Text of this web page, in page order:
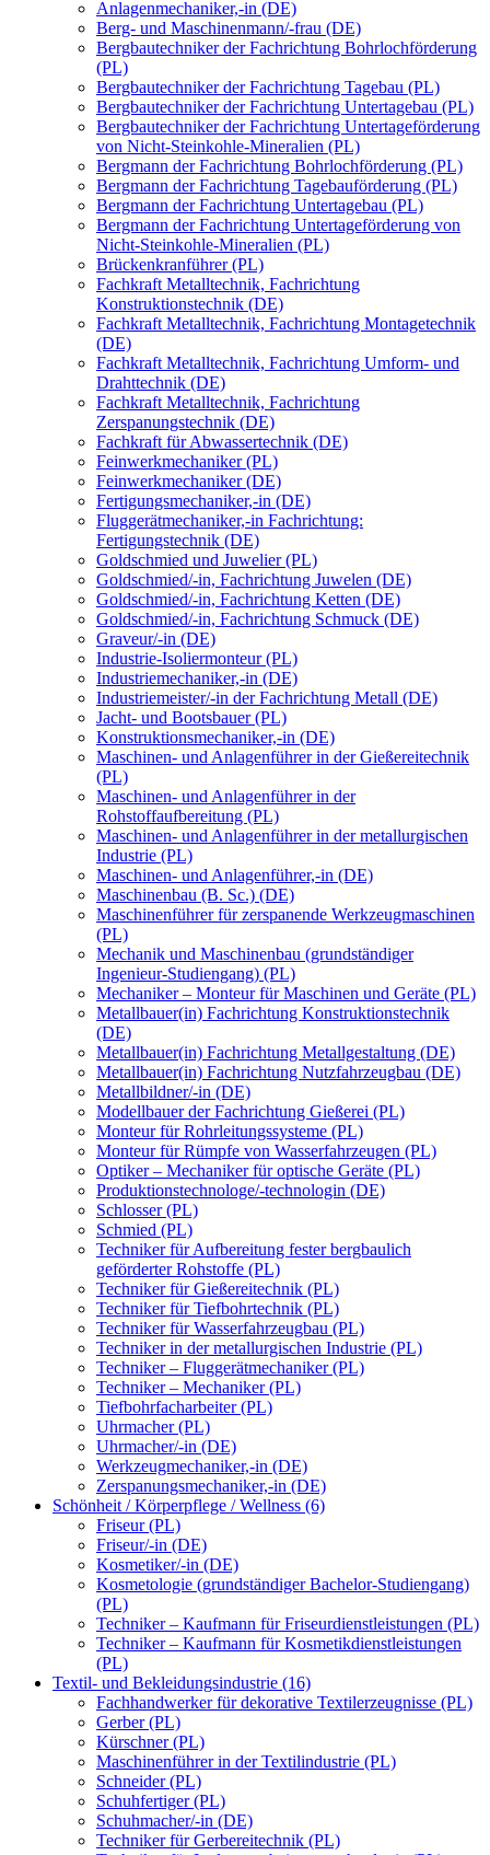
Anlagenmechaniker,-in (DE)
Berg- und Maschinenmann/-frau (DE)
Bergbautechniker der Fachrichtung Bohrlochförderung
(PL)
Bergbautechniker der Fachrichtung Tagebau (PL)
Bergbautechniker der Fachrichtung Untertagebau (PL)
Bergbautechniker der Fachrichtung Untertageförderung
von Nicht-Steinkohle-Mineralien (PL)
Bergmann der Fachrichtung Bohrlochförderung (PL)
Bergmann der Fachrichtung Tagebauförderung (PL)
Bergmann der Fachrichtung Untertagebau (PL)
Bergmann der Fachrichtung Untertageförderung von
Nicht-Steinkohle-Mineralien (PL)
Brückenkranführer (PL)
Fachkraft Metalltechnik, Fachrichtung
Konstruktionstechnik (DE)
Fachkraft Metalltechnik, Fachrichtung Montagetechnik
(DE)
Fachkraft Metalltechnik, Fachrichtung Umform- und
Drahttechnik (DE)
Fachkraft Metalltechnik, Fachrichtung
Zerspanungstechnik (DE)
Fachkraft für Abwassertechnik (DE)
Feinwerkmechaniker (PL)
Feinwerkmechaniker (DE)
Fertigungsmechaniker,-in (DE)
Fluggerätmechaniker,-in Fachrichtung:
Fertigungstechnik (DE)
Goldschmied und Juwelier (PL)
Goldschmied/-in, Fachrichtung Juwelen (DE)
Goldschmied/-in, Fachrichtung Ketten (DE)
Goldschmied/-in, Fachrichtung Schmuck (DE)
Graveur/-in (DE)
Industrie-Isoliermonteur (PL)
Industriemechaniker,-in (DE)
Industriemeister/-in der Fachrichtung Metall (DE)
Jacht- und Bootsbauer (PL)
Konstruktionsmechaniker,-in (DE)
Maschinen- und Anlagenführer in der Gießereitechnik
(PL)
Maschinen- und Anlagenführer in der
Rohstoffaufbereitung (PL)
Maschinen- und Anlagenführer in der metallurgischen
Industrie (PL)
Maschinen- und Anlagenführer,-in (DE)
Maschinenbau (B. Sc.) (DE)
Maschinenführer für zerspanende Werkzeugmaschinen
(PL)
Mechanik und Maschinenbau (grundständiger
Ingenieur-Studiengang) (PL)
Mechaniker – Monteur für Maschinen und Geräte (PL)
Metallbauer(in) Fachrichtung Konstruktionstechnik
(DE)
Metallbauer(in) Fachrichtung Metallgestaltung (DE)
Metallbauer(in) Fachrichtung Nutzfahrzeugbau (DE)
Metallbildner/-in (DE)
Modellbauer der Fachrichtung Gießerei (PL)
Monteur für Rohrleitungssysteme (PL)
Monteur für Rümpfe von Wasserfahrzeugen (PL)
Optiker – Mechaniker für optische Geräte (PL)
Produktionstechnologe/-technologin (DE)
Schlosser (PL)
Schmied (PL)
Techniker für Aufbereitung fester bergbaulich
geförderter Rohstoffe (PL)
Techniker für Gießereitechnik (PL)
Techniker für Tiefbohrtechnik (PL)
Techniker für Wasserfahrzeugbau (PL)
Techniker in der metallurgischen Industrie (PL)
Techniker – Fluggerätmechaniker (PL)
Techniker – Mechaniker (PL)
Tiefbohrfacharbeiter (PL)
Uhrmacher (PL)
Uhrmacher/-in (DE)
Werkzeugmechaniker,-in (DE)
Zerspanungsmechaniker,-in (DE)
Schönheit / Körperpflege / Wellness (6)
Friseur (PL)
Friseur/-in (DE)
Kosmetiker/-in (DE)
Kosmetologie (grundständiger Bachelor-Studiengang)
(PL)
Techniker – Kaufmann für Friseurdienstleistungen (PL)
Techniker – Kaufmann für Kosmetikdienstleistungen
(PL)
Textil- und Bekleidungsindustrie (16)
Fachhandwerker für dekorative Textilerzeugnisse (PL)
Gerber (PL)
Kürschner (PL)
Maschinenführer in der Textilindustrie (PL)
Schneider (PL)
Schuhfertiger (PL)
Schuhmacher/-in (DE)
Techniker für Gerbereitechnik (PL)